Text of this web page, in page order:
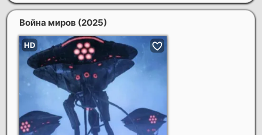
Война миров (2025)